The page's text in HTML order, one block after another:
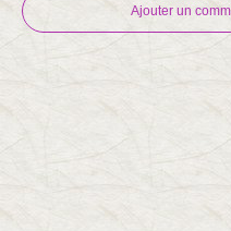
Ajouter un